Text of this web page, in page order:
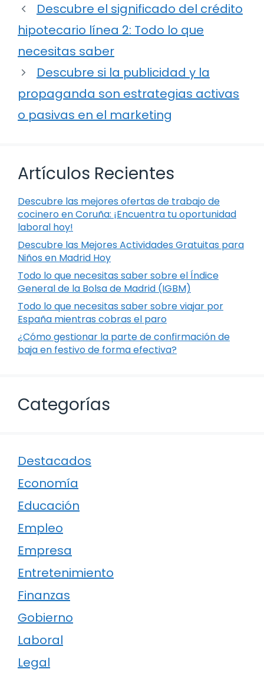
Descubre el significado del crédito
hipotecario línea 2: Todo lo que
necesitas saber
Descubre si la publicidad y la
propaganda son estrategias activas
o pasivas en el marketing
Artículos Recientes
Descubre las mejores ofertas de trabajo de
cocinero en Coruña: ¡Encuentra tu oportunidad
laboral hoy!
Descubre las Mejores Actividades Gratuitas para
Niños en Madrid Hoy
Todo lo que necesitas saber sobre el Índice
General de la Bolsa de Madrid (IGBM)
Todo lo que necesitas saber sobre viajar por
España mientras cobras el paro
¿Cómo gestionar la parte de confirmación de
baja en festivo de forma efectiva?
Categorías
Destacados
Economía
Educación
Empleo
Empresa
Entretenimiento
Finanzas
Gobierno
Laboral
Legal